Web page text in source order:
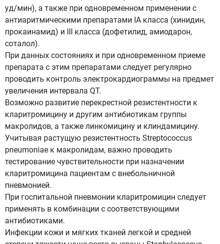
уд/мин), а также при одновременном применении с
антиаритмическими препаратами IA класса (хинидин,
прокаинамид) и III класса (дофетилид, амиодарон,
соталол).
При данных состояниях и при одновременном приеме
препарата с этим препаратами следует регулярно
проводить контроль электрокардиограммы на предмет
увеличения интервала QT.
Возможно развитие перекрестной резистентности к
кларитромицину и другим антибиотикам группы
макролидов, а также линкомицину и клиндамицину.
Учитывая растущую резистентность Streptococcus
pneumoniae к макролидам, важно проводить
тестирование чувствительности при назначении
кларитромицина пациентам с внебольничной
пневмонией.
При госпитальной пневмонии кларитромицин следует
применять в комбинации с соответствующими
антибиотиками.
Инфекции кожи и мягких тканей легкой и средней